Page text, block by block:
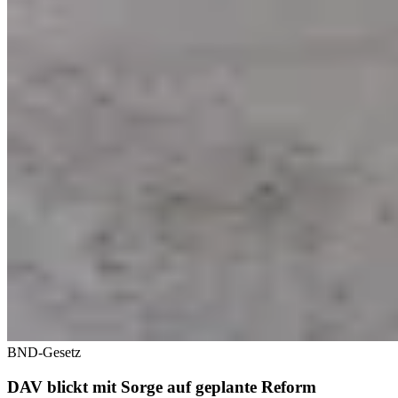
BND-Gesetz
DAV blickt mit Sorge auf geplante Reform